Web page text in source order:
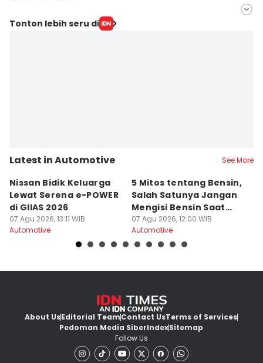
Editor
Tonton lebih seru di
Latest in Automotive See More
Nissan Bidik Keluarga
Lewat Serena e-POWER
di GIIAS 2026
07 Agu 2026, 13:11 WIB
Automotive
5 Mitos tentang Bensin,
Salah Satunya Jangan
Mengisi Bensin Saat
Hujan?
07 Agu 2026, 12:00 WIB
Automotive
About UsEditorial TeamContact UsTerms of Services
Pedoman Media SiberIndexSitemap
Follow Us